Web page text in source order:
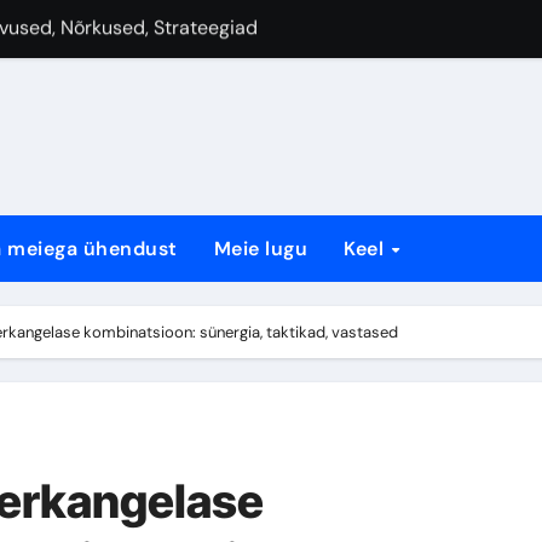
strateegiad
Sünergia, Taktika, Vastused
strateegiad
meiega ühendust Meie lugu Keel
kombinatsioon: sünergia, taktikad, vastased